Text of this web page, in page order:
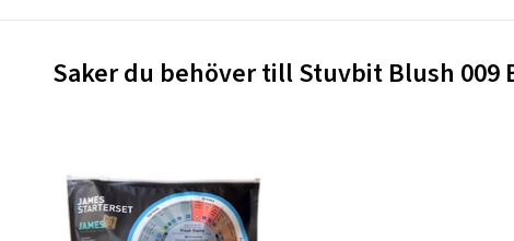
Saker du behöver till Stuvbit Blush 009